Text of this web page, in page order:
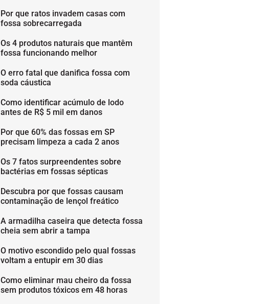
Por que ratos invadem casas com
fossa sobrecarregada
Os 4 produtos naturais que mantêm
fossa funcionando melhor
O erro fatal que danifica fossa com
soda cáustica
Como identificar acúmulo de lodo
antes de R$ 5 mil em danos
Por que 60% das fossas em SP
precisam limpeza a cada 2 anos
Os 7 fatos surpreendentes sobre
bactérias em fossas sépticas
Descubra por que fossas causam
contaminação de lençol freático
A armadilha caseira que detecta fossa
cheia sem abrir a tampa
O motivo escondido pelo qual fossas
voltam a entupir em 30 dias
Como eliminar mau cheiro da fossa
sem produtos tóxicos em 48 horas